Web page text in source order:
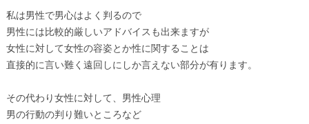
私は男性で男心はよく判るので
男性には比較的厳しいアドバイスも出来ますが
女性に対して女性の容姿とか性に関することは
直接的に言い難く遠回しにしか言えない部分が有ります。
その代わり女性に対して、男性心理
男の行動の判り難いところなど